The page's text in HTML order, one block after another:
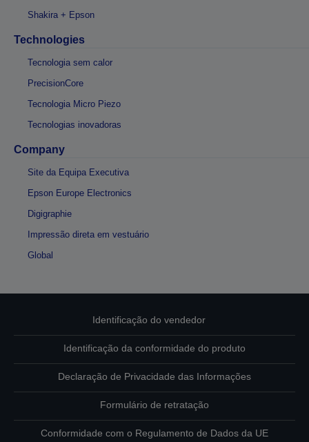
Shakira + Epson
Technologies
Tecnologia sem calor
PrecisionCore
Tecnologia Micro Piezo
Tecnologias inovadoras
Company
Site da Equipa Executiva
Epson Europe Electronics
Digigraphie
Impressão direta em vestuário
Global
Identificação do vendedor
Identificação da conformidade do produto
Declaração de Privacidade das Informações
Formulário de retratação
Conformidade com o Regulamento de Dados da UE